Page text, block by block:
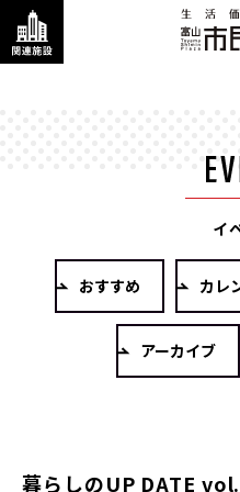
イ
おすすめ カレ
アーカイブ
暮らしのUP DATE